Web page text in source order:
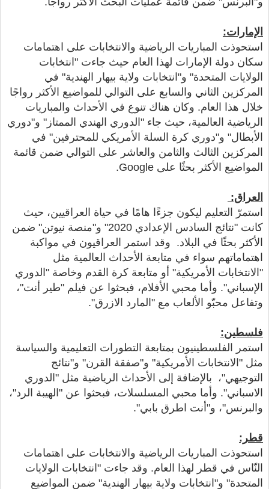
الإمارات:
استحوذت المباريات الرياضية والانتخابات على اهتمامات
سكان دولة الإمارات لهذا العام حيث جاءت "انتخابات
الولايات المتحدة" و"انتخابات ولاية بيهار الهندية" في
المركزين الثاني والسابع على التوالي للمواضيع الأكثر رواجًا
خلال هذا العام. وكان هناك تنوع في الأحداث والمباريات
الرياضية العالمية، حيث جاء "الدوري الهندي الممتاز" و"دوري
الأبطال" و"دوري كرة السلة الأمريكي للمحترفين" في
المركزين الثالث والثامن والعاشر على التوالي ضمن قائمة
المواضيع الأكثر بحثًا على Google.
العراق:
استمرّ التعليم ليكون جزءًا هامًا في حياة العراقيين، حيث
كانت "نتائج السادس الإعدادي 2020" و"منصة نيوتن" ضمن
الأكثر بحثًا في البلاد. وقد استمر العراقيون في مواكبة
اهتماماتهم سواء في متابعة الأحداث العالمية مثل
"الانتخابات الأمريكية" أو متابعة كرة القدم وخاصة "الدوري
الإسباني". وأما محبي الأفلام، فبحثوا عن فيلم "طير أنت"،
وتفاعل محبّو الألعاب مع "المارد الازرق".
فلسطين:
استمر الفلسطينيون بمتابعة التطورات التعليمية والسياسة
مثل "الانتخابات الأمريكية" و"صفقة القرن" و"نتائج
التوجيهي"، بالإضافة إلى الأحداث الرياضية مثل "الدوري
الاسباني". وأما محبي المسلسلات، فبحثوا عن "الهيبة الرد"،
والبرنس"، و"أنت اطرق بابي".
قطر:
استحوذت المباريات الرياضية والانتخابات على اهتمامات
النّاس في قطر لهذا العام. وقد جاءت "انتخابات الولايات
المتحدة" و"انتخابات ولاية بيهار الهندية" ضمن المواضيع